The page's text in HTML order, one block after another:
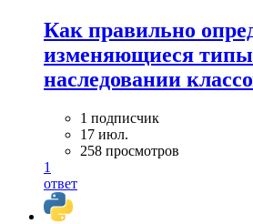
Как правильно
изменяющиеся
наследовании
1 подписчик
17 июл.
258 просмотров
1
ответ